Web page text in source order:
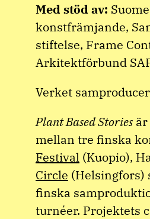
Med stöd av:
konstfrämjande,
stiftelse, Frame
Arkitektförbund
Verket
Plant Based Storiesär
mellan tre finska
Festival (Kuopio),
Circle (Helsingfors)
finska
turnéer. Projektets